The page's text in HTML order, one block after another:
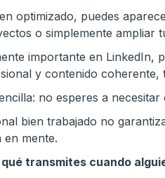
optimizado, puedes
o simplemente ampliar
importante en
y contenido
no esperes a
bien trabajado no
en mente.
transmites cuando